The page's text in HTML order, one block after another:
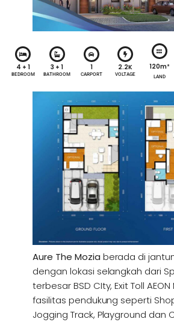
4 + 1
BEDROOM
3 + 1
BATHROOM
1
CARPORT
2.2K
VOLTAGE
120m²
LAND
Aure The Mozia berada di
dengan lokasi selangkah dari
terbesar BSD CIty, Exit Toll
fasilitas pendukung seperti
Jogging Track, Playground dan